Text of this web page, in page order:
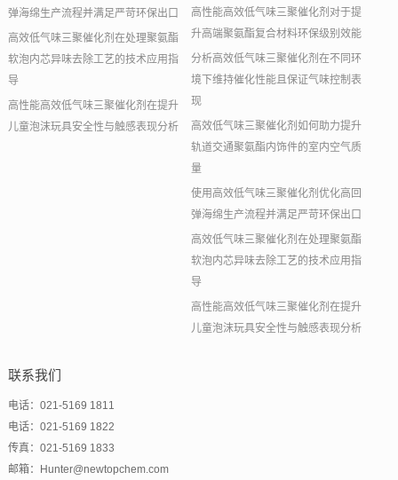
弹海绵生产流程并满足严苛环保出口
高效低气味三聚催化剂在处理聚氨酯
软泡内芯异味去除工艺的技术应用指
导
高性能高效低气味三聚催化剂在提升
儿童泡沫玩具安全性与触感表现分析
高性能高效低气味三聚催化剂对于提
升高端聚氨酯复合材料环保级别效能
分析高效低气味三聚催化剂在不同环
境下维持催化性能且保证气味控制表
现
高效低气味三聚催化剂如何助力提升
轨道交通聚氨酯内饰件的室内空气质
量
使用高效低气味三聚催化剂优化高回
弹海绵生产流程并满足严苛环保出口
高效低气味三聚催化剂在处理聚氨酯
软泡内芯异味去除工艺的技术应用指
导
高性能高效低气味三聚催化剂在提升
儿童泡沫玩具安全性与触感表现分析
联系我们
电话：021-5169 1811
电话：021-5169 1822
传真：021-5169 1833
邮箱：Hunter@newtopchem.com